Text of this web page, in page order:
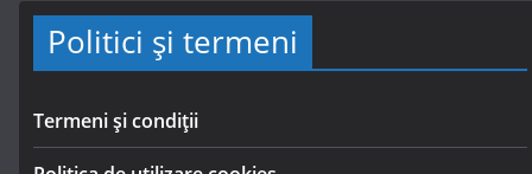
Politici și termeni
Termeni și condiții